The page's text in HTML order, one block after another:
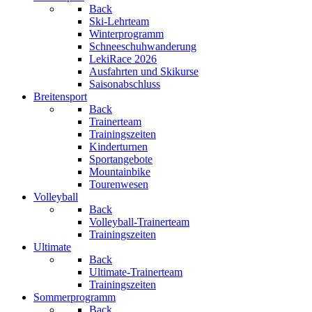
Back
Ski-Lehrteam
Winterprogramm
Schneeschuhwanderung
LekiRace 2026
Ausfahrten und Skikurse
Saisonabschluss
Breitensport
Back
Trainerteam
Trainingszeiten
Kinderturnen
Sportangebote
Mountainbike
Tourenwesen
Volleyball
Back
Volleyball-Trainerteam
Trainingszeiten
Ultimate
Back
Ultimate-Trainerteam
Trainingszeiten
Sommerprogramm
Back